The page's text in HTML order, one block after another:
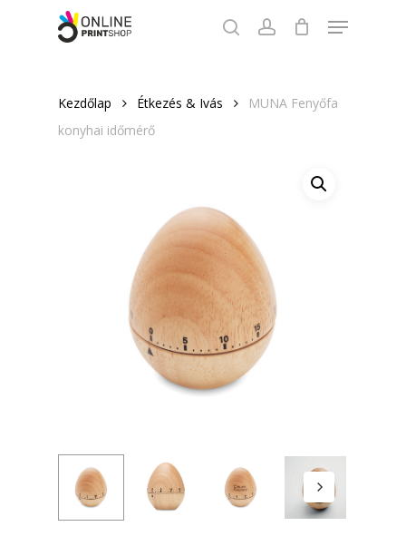
searchaccount
Menu
Kezdőlap Étkezés & Ivás
MUNA Fenyőfa
konyhai időmérő